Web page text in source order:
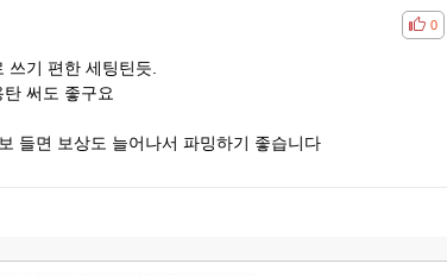
비공감
0
기 편한 세팅틴듯.
써도 좋구요
들면 보상도 늘어나서 파밍하기 좋습니다